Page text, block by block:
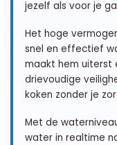
jezelf als voor je
Het hoge
snel en effectief
maakt hem uiterst
drievoudige
koken zonder je
Met de
water in realtime